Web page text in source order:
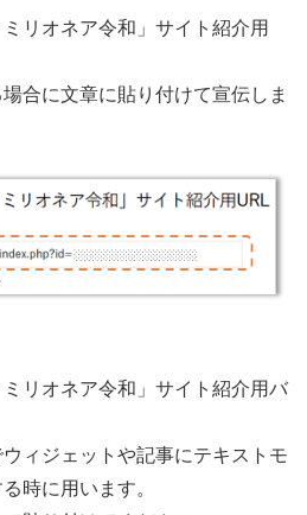
リオネア令和」サイト紹介用
合に文章に貼り付けて宣伝しま
リオネア令和」サイト紹介用バ
ィジェットや記事にテキストモ
時に用います。